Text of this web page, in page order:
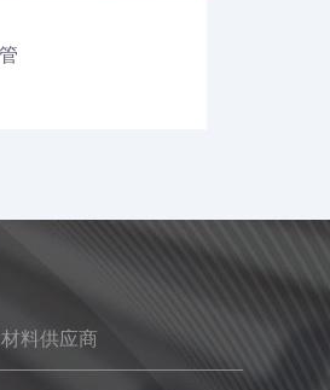
料供应商